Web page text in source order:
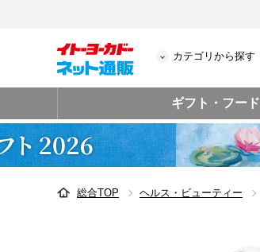
カテゴリから探す
ギフト・フード
総合TOP ヘルス・ビューティー